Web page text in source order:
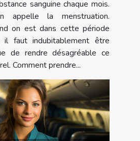
sanguine chaque mois.
appelle la menstruation.
on est dans cette période
il faut indubitablement être
de rendre désagréable ce
Comment prendre...